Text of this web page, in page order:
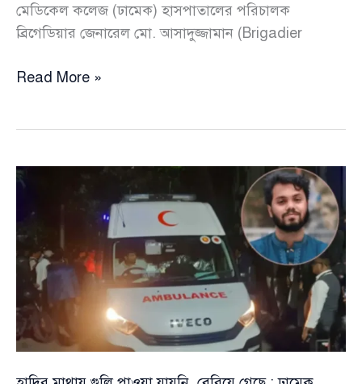
মেডিকেল কলেজ (ঢামেক) হাসপাতালের পরিচালক
ব্রিগেডিয়ার জেনারেল মো. আসাদুজ্জামান (Brigadier
অস্ত্রোপচার
থেকে
এভারকেয়ারে
স্থানান্তর
Read More »